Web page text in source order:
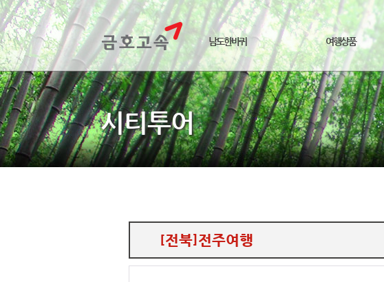
남도한바퀴 여행상품
시티투어
[전북]전주여행